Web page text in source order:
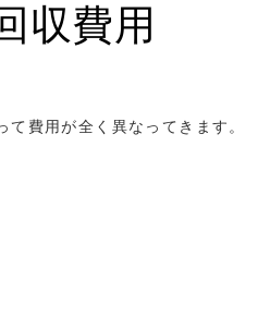
収費用
て費用が全く異なってきます。